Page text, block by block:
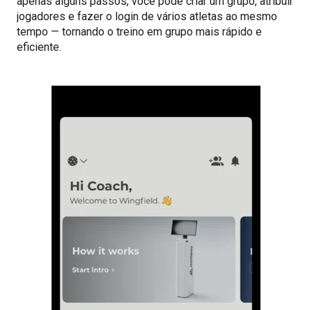
jogadores e fazer o login de vários atletas ao mesmo
tempo — tornando o treino em grupo mais rápido e
eficiente.